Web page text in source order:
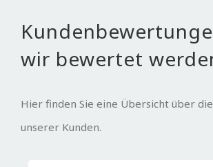
wir bewertet
Hier finden Sie eine Übersicht über
unserer Kunden.